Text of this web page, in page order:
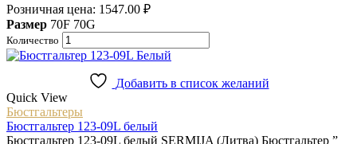
Розничная цена: 1547.00 ₽
Размер 70F 70G
Количество
Добавить в список желаний
Quick View
Бюстгальтеры
Бюстгальтер 123-09L белый
Бюстгальтер 123-09L белый SERMIJA (Литва) Бюстгальтер ”